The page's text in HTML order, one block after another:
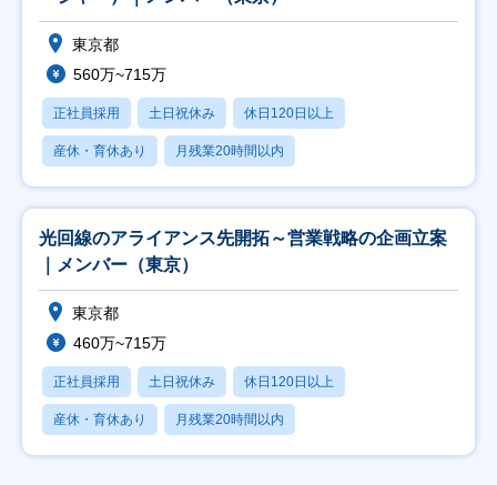
東京都
560万~715万
正社員採用 土日祝休み 休日120日以上
産休・育休あり 月残業20時間以内
光回線のアライアンス先開拓～営業戦略の企画立案
｜メンバー（東京）
東京都
460万~715万
正社員採用 土日祝休み 休日120日以上
産休・育休あり 月残業20時間以内